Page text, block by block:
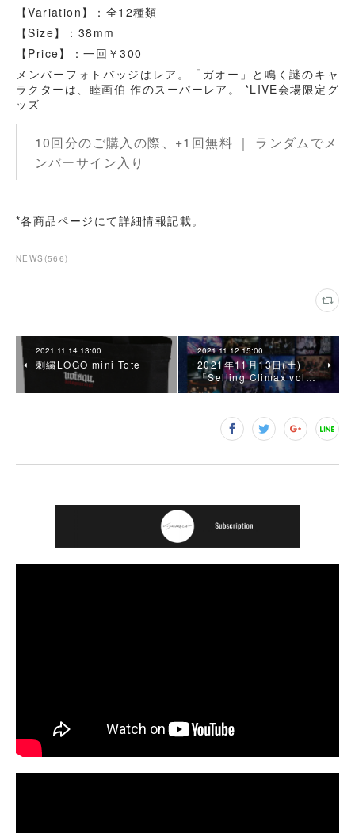
【Variation】：全12種類
【Size】：38mm
【Price】：一回￥300
メンバーフォトバッジはレア。「ガオー」と鳴く謎のキャ
ラクターは、睦画伯 作のスーパーレア。 *LIVE会場限定グ
ッズ
10回分のご購入の際、+1回無料 ｜ ランダムでメ
ンバーサイン入り
*各商品ページにて詳細情報記載。
NEWS (566)
2021.11.14 13:00
刺繍LOGO mini Tote
2021.11.12 15:00
2021年11月13日(土)
「Selling Climax vol…